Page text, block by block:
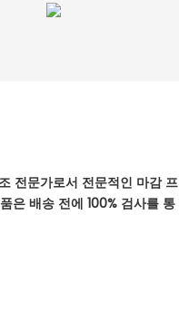
전문가로서 전문적인 마감 프
은 배송 전에 100% 검사를 통